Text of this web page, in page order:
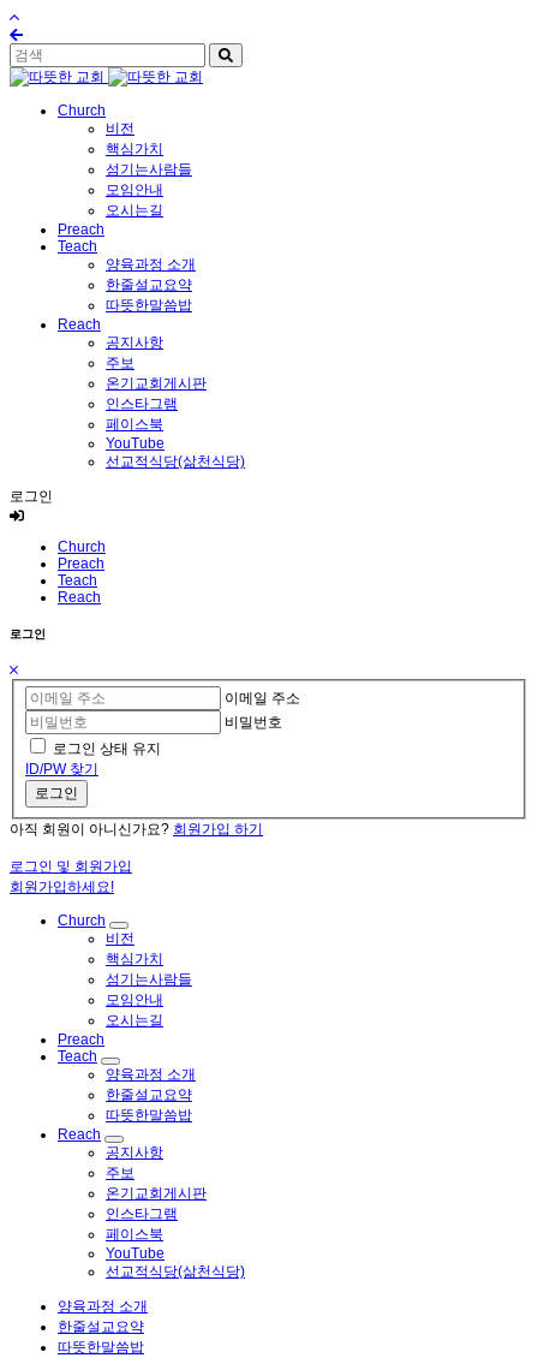
Church
비전
핵심가치
섬기는사람들
모임안내
오시는길
Preach
Teach
양육과정 소개
한줄설교요약
따뜻한말씀밥
Reach
공지사항
주보
온기교회게시판
인스타그램
페이스북
YouTube
선교적식당(삶천식당)
로그인
Church
Preach
Teach
Reach
로그인
이메일 주소
비밀번호
로그인 상태 유지
ID/PW 찾기
로그인
아직 회원이 아니신가요? 회원가입 하기
로그인 및 회원가입
회원가입하세요!
Church
비전
핵심가치
섬기는사람들
모임안내
오시는길
Preach
Teach
양육과정 소개
한줄설교요약
따뜻한말씀밥
Reach
공지사항
주보
온기교회게시판
인스타그램
페이스북
YouTube
선교적식당(삶천식당)
양육과정 소개
한줄설교요약
따뜻한말씀밥